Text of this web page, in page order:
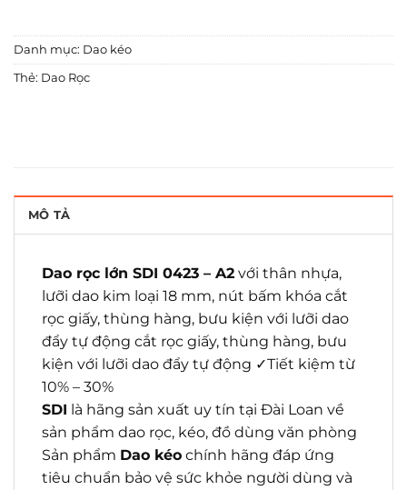
Danh mục: Dao kéo
Thẻ: Dao Rọc
MÔ TẢ
Dao rọc lớn SDI 0423 – A2 với thân nhựa,
lưỡi dao kim loại 18 mm, nút bấm khóa cắt
rọc giấy, thùng hàng, bưu kiện với lưỡi dao
đẩy tự động cắt rọc giấy, thùng hàng, bưu
kiện với lưỡi dao đẩy tự động ✓Tiết kiệm từ
10% – 30%
SDI là hãng sản xuất uy tín tại Đài Loan về
sản phẩm dao rọc, kéo, đồ dùng văn phòng
Sản phẩm Dao kéo chính hãng đáp ứng
tiêu chuẩn bảo vệ sức khỏe người dùng và